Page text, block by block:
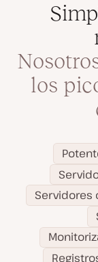
los
Servidores